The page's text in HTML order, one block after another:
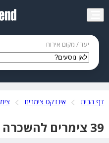
יעד / מקום אירוח
דף הבית אינדקס צימרים
39 צימרים להשכרה לטווח קצר במרכז